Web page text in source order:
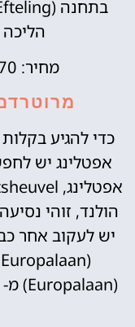
מחיר: 70 שקלים לאדם בממוצע
כדי להגיע
אפטלינג יש
הולנד, זוהי
‪(Europalaan)‬‏ מ-‪N261‬‏ משם המשיכו עד הפארק.